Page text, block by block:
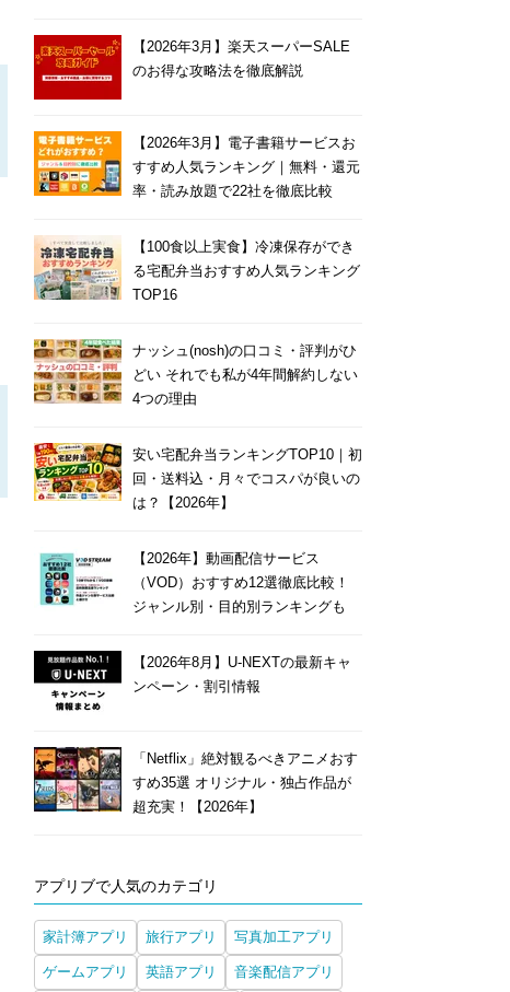
【2026年3月】楽天スーパーSALE
のお得な攻略法を徹底解説
【2026年3月】電子書籍サービスお
すすめ人気ランキング｜無料・還元
率・読み放題で22社を徹底比較
【100食以上実食】冷凍保存ができ
る宅配弁当おすすめ人気ランキング
TOP16
ナッシュ(nosh)の口コミ・評判がひ
どい それでも私が4年間解約しない
4つの理由
安い宅配弁当ランキングTOP10｜初
回・送料込・月々でコスパが良いの
は？【2026年】
【2026年】動画配信サービス
（VOD）おすすめ12選徹底比較！
ジャンル別・目的別ランキングも
【2026年8月】U-NEXTの最新キャ
ンペーン・割引情報
「Netflix」絶対観るべきアニメおす
すめ35選 オリジナル・独占作品が
超充実！【2026年】
アプリブで人気のカテゴリ
家計簿アプリ 旅行アプリ 写真加工アプリ
ゲームアプリ 英語アプリ 音楽配信アプリ